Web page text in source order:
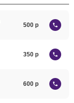
500
350
600